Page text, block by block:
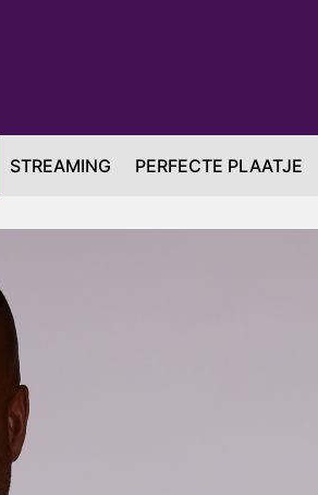
STREAMING PERFECTE PLAATJE